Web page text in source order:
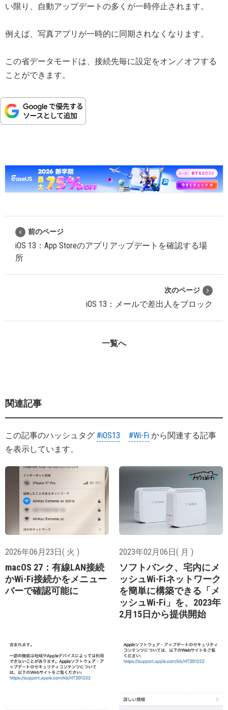
い限り、自動アップデートの多くが一時停止されます。
例えば、写真アプリが一時的に同期されなくなります。
この省データモードは、接続先毎に設定をオン／オフする
ことができます。
前のページ
iOS 13：App Storeのアプリアップデートを確認する場
所
次のページ
iOS 13：メールで差出人をブロック
一覧へ
関連記事
この記事のハッシュタグ #iOS13 #Wi-Fi から関連する記事
を表示しています。
2026年06月23日( 火 )
macOS 27：有線LAN接続
かWi-Fi接続かをメニュー
バーで確認可能に
2023年02月06日( 月 )
ソフトバンク、宅内にメ
ッシュWi-Fiネットワーク
を簡単に構築できる「メ
ッシュWi-Fi」を、2023年
2月15日から提供開始